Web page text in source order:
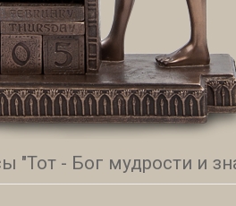
"Тот - Бог мудрости и